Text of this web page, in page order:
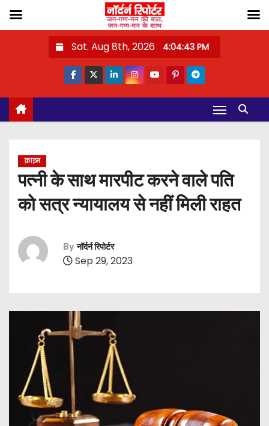
o
Sat. Aug 8th, 2026 4:04:43 PM
क्राइम
पत्नी के साथ मारपीट करने वाले पति
को सत्र न्यायालय से नहीं मिली राहत
By नॉर्दर्न रिपोर्टर
Sep 29, 2023